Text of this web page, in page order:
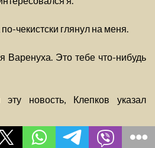
чекистски глянул на меня.
Варенуха. Это тебе что-нибудь
новость, Клепков указал
пусть сначала звонят.